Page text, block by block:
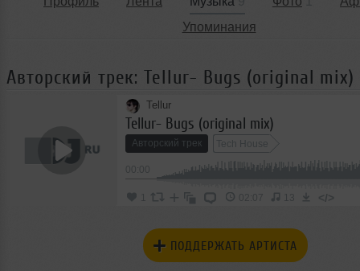
Упоминания
Авторский трек: Tellur- Bugs (original mix)
Tellur
Tellur- Bugs (original mix)
Авторский трек Tech House
02:07 13 </>
ПОДДЕРЖАТЬ АРТИСТА